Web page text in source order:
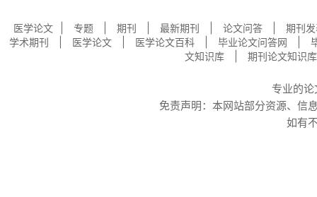
医学论文 专题 期刊 最新期刊 论文问答
期刊
学术期刊
医学论文 医学论文百科 毕业论文问答网
文知识库
期刊论文知识库
专业的论
免责声明：本网站部分资源、信
如有